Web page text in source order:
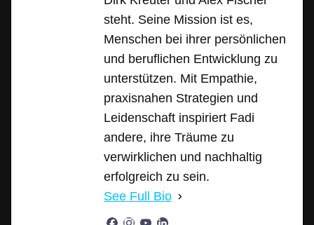
steht. Seine Mission ist es,
Menschen bei ihrer persönlichen
und beruflichen Entwicklung zu
unterstützen. Mit Empathie,
praxisnahen Strategien und
Leidenschaft inspiriert Fadi
andere, ihre Träume zu
verwirklichen und nachhaltig
erfolgreich zu sein.
See Full Bio